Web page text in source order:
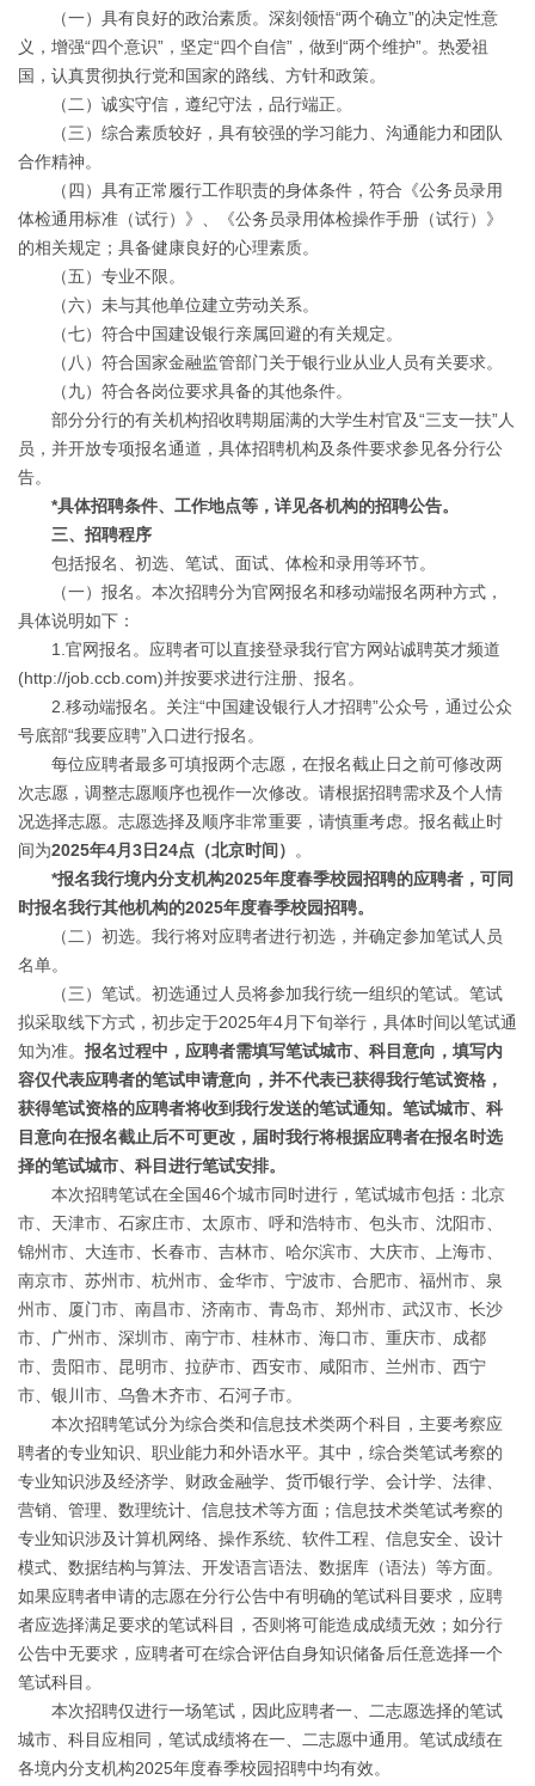
（一）具有良好的政治素质。深刻领悟“两个确立”的决定性意
义，增强“四个意识”，坚定“四个自信”，做到“两个维护”。热爱祖
国，认真贯彻执行党和国家的路线、方针和政策。
（二）诚实守信，遵纪守法，品行端正。
（三）综合素质较好，具有较强的学习能力、沟通能力和团队
合作精神。
（四）具有正常履行工作职责的身体条件，符合《公务员录用
体检通用标准（试行）》、《公务员录用体检操作手册（试行）》
的相关规定；具备健康良好的心理素质。
（五）专业不限。
（六）未与其他单位建立劳动关系。
（七）符合中国建设银行亲属回避的有关规定。
（八）符合国家金融监管部门关于银行业从业人员有关要求。
（九）符合各岗位要求具备的其他条件。
部分分行的有关机构招收聘期届满的大学生村官及“三支一扶”人
员，并开放专项报名通道，具体招聘机构及条件要求参见各分行公
告。
*具体招聘条件、工作地点等，详见各机构的招聘公告。
三、招聘程序
包括报名、初选、笔试、面试、体检和录用等环节。
（一）报名。本次招聘分为官网报名和移动端报名两种方式，
具体说明如下：
1. 官网报名。应聘者可以直接登录我行官方网站诚聘英才频道
(http://job.ccb.com)并按要求进行注册、报名。
2. 移动端报名。关注“中国建设银行人才招聘”公众号，通过公众
号底部“我要应聘”入口进行报名。
每位应聘者最多可填报两个志愿，在报名截止日之前可修改两
次志愿，调整志愿顺序也视作一次修改。请根据招聘需求及个人情
况选择志愿。志愿选择及顺序非常重要，请慎重考虑。报名截止时
间为2025年4月3日24点（北京时间）
。
*报名我行境内分支机构2025年度春季校园招聘的应聘者，可同
时报名我行其他机构的2025年度春季校园招聘。
（二）初选。我行将对应聘者进行初选，并确定参加笔试人员
名单。
（三）笔试。初选通过人员将参加我行统一组织的笔试。笔试
拟采取线下方式，初步定于2025年4月下旬举行，具体时间以笔试通
知为准。 报名过程中，应聘者需填写笔试城市、科目意向，填写内
容仅代表应聘者的笔试申请意向，并不代表已获得我行笔试资格，
获得笔试资格的应聘者将收到我行发送的笔试通知。笔试城市、科
目意向在报名截止后不可更改，届时我行将根据应聘者在报名时选
择的笔试城市、科目进行笔试安排。
本次招聘笔试在全国46个城市同时进行，笔试城市包括：北京
市、天津市、石家庄市、太原市、呼和浩特市、包头市、沈阳市、
锦州市、大连市、长春市、吉林市、哈尔滨市、大庆市、上海市、
南京市、苏州市、杭州市、金华市、宁波市、合肥市、福州市、泉
州市、厦门市、南昌市、济南市、青岛市、郑州市、武汉市、长沙
市、广州市、深圳市、南宁市、桂林市、海口市、重庆市、成都
市、贵阳市、昆明市、拉萨市、西安市、咸阳市、兰州市、西宁
市、银川市、乌鲁木齐市、石河子市。
本次招聘笔试分为综合类和信息技术类两个科目，主要考察应
聘者的专业知识、职业能力和外语水平。其中，综合类笔试考察的
专业知识涉及经济学、财政金融学、货币银行学、会计学、法律、
营销、管理、数理统计、信息技术等方面；信息技术类笔试考察的
专业知识涉及计算机网络、操作系统、软件工程、信息安全、设计
模式、数据结构与算法、开发语言语法、数据库（语法）等方面。
如果应聘者申请的志愿在分行公告中有明确的笔试科目要求，应聘
者应选择满足要求的笔试科目，否则将可能造成成绩无效；如分行
公告中无要求，应聘者可在综合评估自身知识储备后任意选择一个
笔试科目。
本次招聘仅进行一场笔试，因此应聘者一、二志愿选择的笔试
城市、科目应相同，笔试成绩将在一、二志愿中通用。笔试成绩在
各境内分支机构2025年度春季校园招聘中均有效。